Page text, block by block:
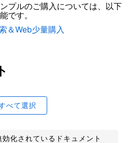
プルのご購入については、以下
です。
＆Web少量購入
べて選択
化されているドキュメント